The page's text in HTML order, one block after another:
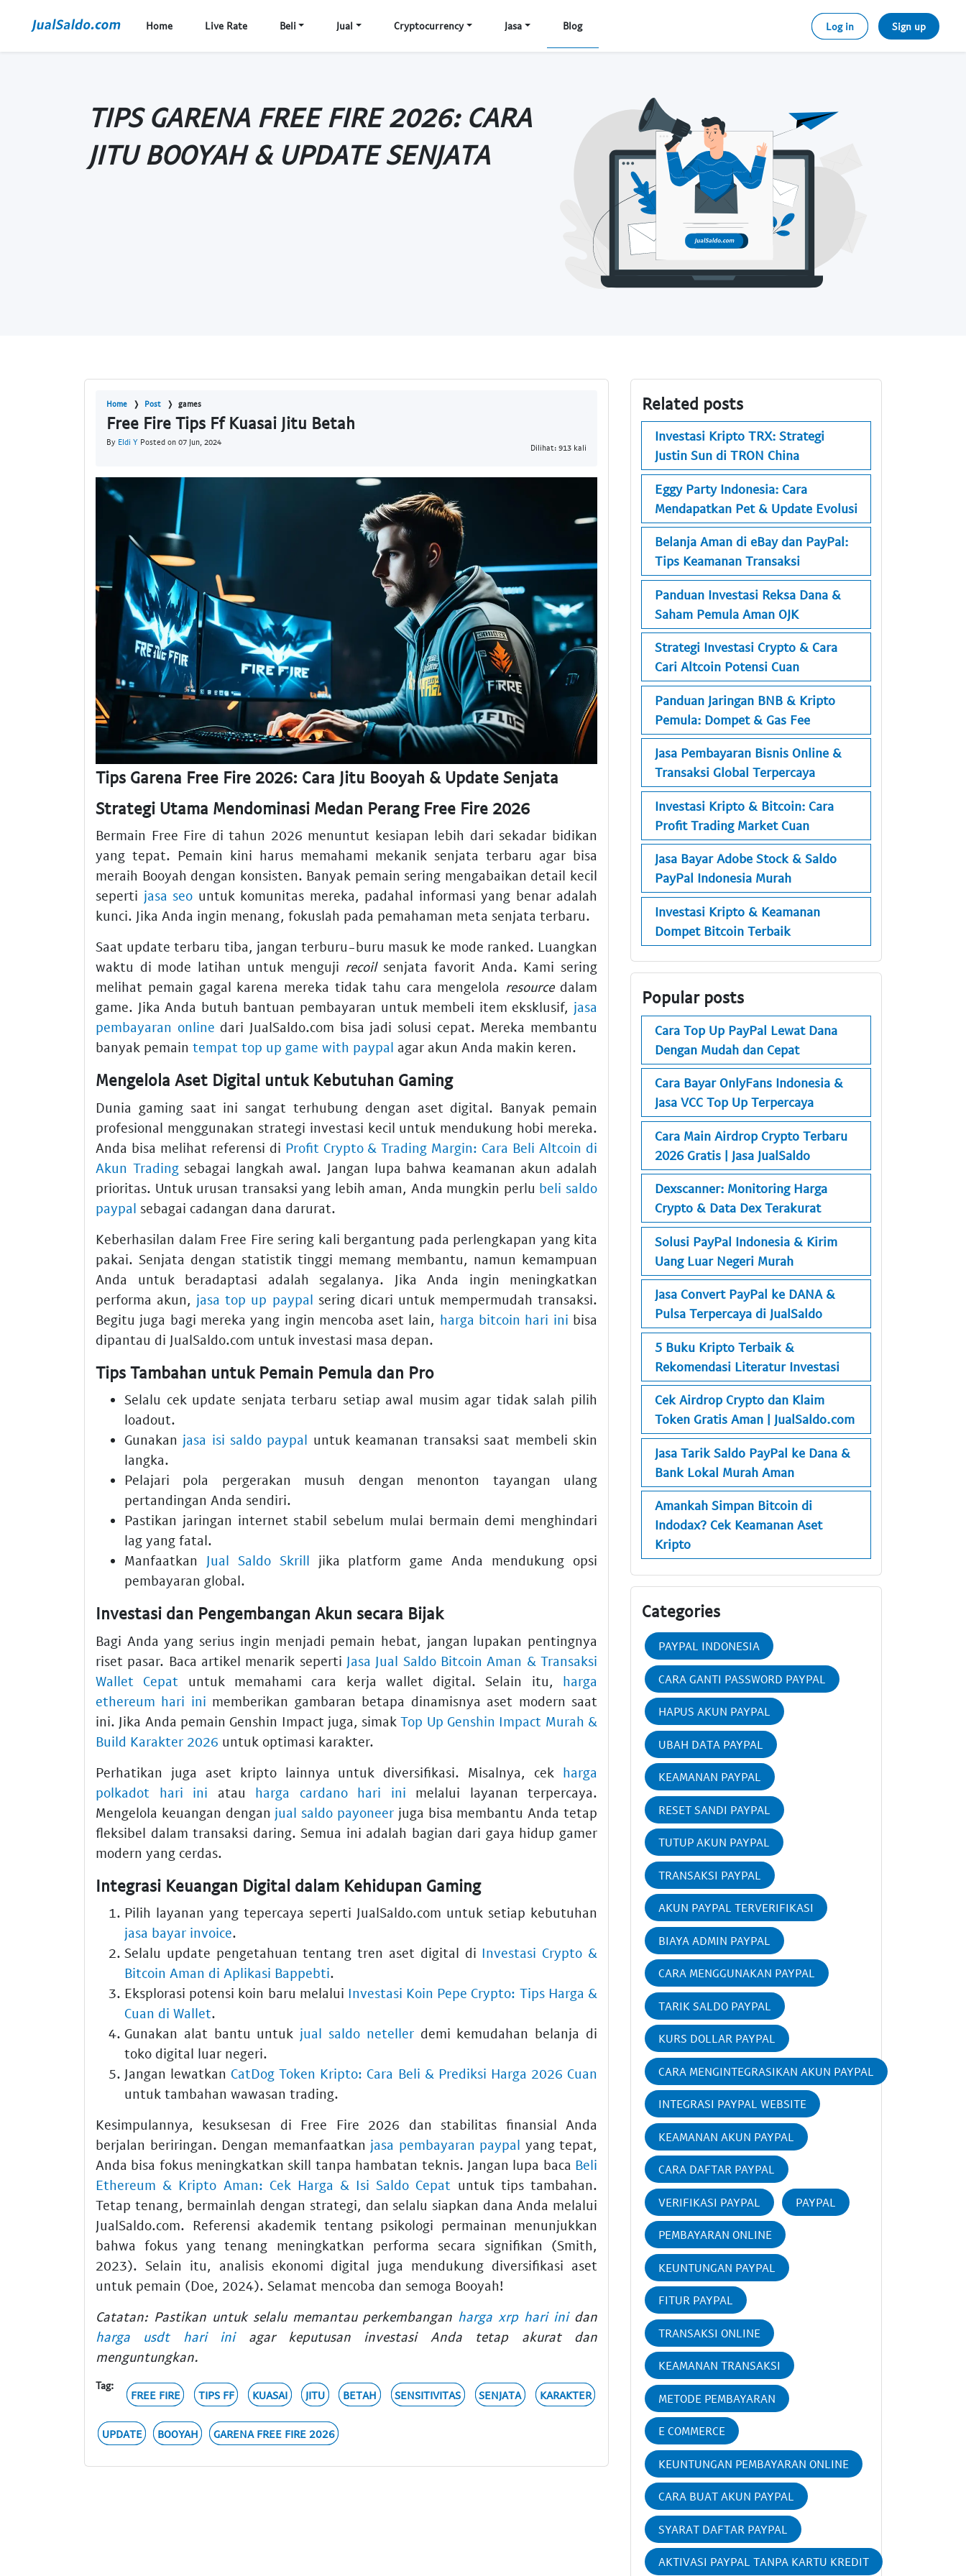
Home Live Rate Beli Jual Cryptocurrency Jasa Blog Log in Sign up
TIPS GARENA FREE FIRE 2026: CARA
JITU BOOYAH & UPDATE SENJATA
Home Post games
Free Fire Tips Ff Kuasai Jitu Betah
By Eldi Y Posted on 07 Jun, 2024
Dilihat: 913 kali
Tips Garena Free Fire 2026: Cara Jitu Booyah & Update Senjata
Strategi Utama Mendominasi Medan Perang Free Fire 2026
Bermain Free Fire di tahun 2026 menuntut kesiapan lebih dari sekadar bidikan
yang tepat. Pemain kini harus memahami mekanik senjata terbaru agar bisa
meraih Booyah dengan konsisten. Banyak pemain sering mengabaikan detail kecil
seperti jasa seo untuk komunitas mereka, padahal informasi yang benar adalah
kunci. Jika Anda ingin menang, fokuslah pada pemahaman meta senjata terbaru.
Saat update terbaru tiba, jangan terburu-buru masuk ke mode ranked. Luangkan
waktu di mode latihan untuk menguji recoilsenjata favorit Anda. Kami sering
melihat pemain gagal karena mereka tidak tahu cara mengelola resourcedalam
game. Jika Anda butuh bantuan pembayaran untuk membeli item eksklusif, jasa
pembayaran online dari JualSaldo.com bisa jadi solusi cepat. Mereka membantu
banyak pemain tempat top up game with paypal agar akun Anda makin keren.
Mengelola Aset Digital untuk Kebutuhan Gaming
Dunia gaming saat ini sangat terhubung dengan aset digital. Banyak pemain
profesional menggunakan strategi investasi kecil untuk mendukung hobi mereka.
Anda bisa melihat referensi di Profit Crypto & Trading Margin: Cara Beli Altcoin di
Akun Tradingsebagai langkah awal. Jangan lupa bahwa keamanan akun adalah
prioritas. Untuk urusan transaksi yang lebih aman, Anda mungkin perlu beli saldo
paypal sebagai cadangan dana darurat.
Keberhasilan dalam Free Fire sering kali bergantung pada perlengkapan yang kita
pakai. Senjata dengan statistik tinggi memang membantu, namun kemampuan
Anda untuk beradaptasi adalah segalanya. Jika Anda ingin meningkatkan
performa akun, jasa top up paypal sering dicari untuk mempermudah transaksi.
Begitu juga bagi mereka yang ingin mencoba aset lain, harga bitcoin hari ini bisa
dipantau di JualSaldo.com untuk investasi masa depan.
Tips Tambahan untuk Pemain Pemula dan Pro
Selalu cek update senjata terbaru setiap awal musim agar tidak salah pilih
loadout.
Gunakan jasa isi saldo paypal untuk keamanan transaksi saat membeli skin
langka.
Pelajari pola pergerakan musuh dengan menonton tayangan ulang
pertandingan Anda sendiri.
Pastikan jaringan internet stabil sebelum mulai bermain demi menghindari
lag yang fatal.
Manfaatkan Jual Saldo Skrill jika platform game Anda mendukung opsi
pembayaran global.
Investasi dan Pengembangan Akun secara Bijak
Bagi Anda yang serius ingin menjadi pemain hebat, jangan lupakan pentingnya
riset pasar. Baca artikel menarik seperti Jasa Jual Saldo Bitcoin Aman & Transaksi
Wallet Cepat untuk memahami cara kerja wallet digital. Selain itu, harga
ethereum hari ini memberikan gambaran betapa dinamisnya aset modern saat
ini. Jika Anda pemain Genshin Impact juga, simakTop Up Genshin Impact Murah &
Build Karakter 2026 untuk optimasi karakter.
Perhatikan juga aset kripto lainnya untuk diversifikasi. Misalnya, cek harga
polkadot hari ini atau harga cardano hari ini melalui layanan terpercaya.
Mengelola keuangan dengan jual saldo payoneer juga bisa membantu Anda tetap
fleksibel dalam transaksi daring. Semua ini adalah bagian dari gaya hidup gamer
modern yang cerdas.
Integrasi Keuangan Digital dalam Kehidupan Gaming
Pilih layanan yang tepercaya seperti JualSaldo.com untuk setiap kebutuhan
jasa bayar invoice.
Selalu update pengetahuan tentang tren aset digital di Investasi Crypto &
Bitcoin Aman di Aplikasi Bappebti.
Eksplorasi potensi koin baru melalui Investasi Koin Pepe Crypto: Tips Harga &
Cuan di Wallet.
Gunakan alat bantu untuk jual saldo netellerdemi kemudahan belanja di
toko digital luar negeri.
Jangan lewatkan CatDog Token Kripto: Cara Beli & Prediksi Harga 2026 Cuan
untuk tambahan wawasan trading.
Kesimpulannya, kesuksesan di Free Fire 2026 dan stabilitas finansial Anda
berjalan beriringan. Dengan memanfaatkan jasa pembayaran paypal yang tepat,
Anda bisa fokus meningkatkan skill tanpa hambatan teknis. Jangan lupa baca Beli
Ethereum & Kripto Aman: Cek Harga & Isi Saldo Cepat untuk tips tambahan.
Tetap tenang, bermainlah dengan strategi, dan selalu siapkan dana Anda melalui
JualSaldo.com. Referensi akademik tentang psikologi permainan menunjukkan
bahwa fokus yang tenang meningkatkan performa secara signifikan (Smith,
2023). Selain itu, analisis ekonomi digital juga mendukung diversifikasi aset
untuk pemain (Doe, 2024). Selamat mencoba dan semoga Booyah!
Catatan: Pastikan untuk selalu memantau perkembangan harga xrp hari inidan
harga usdt hari iniagar keputusan investasi Anda tetap akurat dan
menguntungkan.
Tag:
FREE FIRE TIPS FF KUASAI JITU BETAH SENSITIVITAS SENJATA KARAKTER
UPDATE BOOYAH GARENA FREE FIRE 2026
Related posts
Investasi Kripto TRX: Strategi
Justin Sun di TRON China
Eggy Party Indonesia: Cara
Mendapatkan Pet & Update Evolusi
Belanja Aman di eBay dan PayPal:
Tips Keamanan Transaksi
Panduan Investasi Reksa Dana &
Saham Pemula Aman OJK
Strategi Investasi Crypto & Cara
Cari Altcoin Potensi Cuan
Panduan Jaringan BNB & Kripto
Pemula: Dompet & Gas Fee
Jasa Pembayaran Bisnis Online &
Transaksi Global Terpercaya
Investasi Kripto & Bitcoin: Cara
Profit Trading Market Cuan
Jasa Bayar Adobe Stock & Saldo
PayPal Indonesia Murah
Investasi Kripto & Keamanan
Dompet Bitcoin Terbaik
Popular posts
Cara Top Up PayPal Lewat Dana
Dengan Mudah dan Cepat
Cara Bayar OnlyFans Indonesia &
Jasa VCC Top Up Terpercaya
Cara Main Airdrop Crypto Terbaru
2026 Gratis | Jasa JualSaldo
Dexscanner: Monitoring Harga
Crypto & Data Dex Terakurat
Solusi PayPal Indonesia & Kirim
Uang Luar Negeri Murah
Jasa Convert PayPal ke DANA &
Pulsa Terpercaya di JualSaldo
5 Buku Kripto Terbaik &
Rekomendasi Literatur Investasi
Cek Airdrop Crypto dan Klaim
Token Gratis Aman | JualSaldo.com
Jasa Tarik Saldo PayPal ke Dana &
Bank Lokal Murah Aman
Amankah Simpan Bitcoin di
Indodax? Cek Keamanan Aset
Kripto
Categories
PAYPAL INDONESIA
CARA GANTI PASSWORD PAYPAL
HAPUS AKUN PAYPAL
UBAH DATA PAYPAL
KEAMANAN PAYPAL
RESET SANDI PAYPAL
TUTUP AKUN PAYPAL
TRANSAKSI PAYPAL
AKUN PAYPAL TERVERIFIKASI
BIAYA ADMIN PAYPAL
CARA MENGGUNAKAN PAYPAL
TARIK SALDO PAYPAL
KURS DOLLAR PAYPAL
CARA MENGINTEGRASIKAN AKUN PAYPAL
INTEGRASI PAYPAL WEBSITE
KEAMANAN AKUN PAYPAL
CARA DAFTAR PAYPAL
VERIFIKASI PAYPAL PAYPAL
PEMBAYARAN ONLINE
KEUNTUNGAN PAYPAL
FITUR PAYPAL
TRANSAKSI ONLINE
KEAMANAN TRANSAKSI
METODE PEMBAYARAN
E COMMERCE
KEUNTUNGAN PEMBAYARAN ONLINE
CARA BUAT AKUN PAYPAL
SYARAT DAFTAR PAYPAL
AKTIVASI PAYPAL TANPA KARTU KREDIT